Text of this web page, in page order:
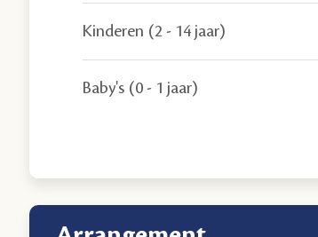
Kinderen (2 - 14 jaar)
Baby's (0 - 1 jaar)